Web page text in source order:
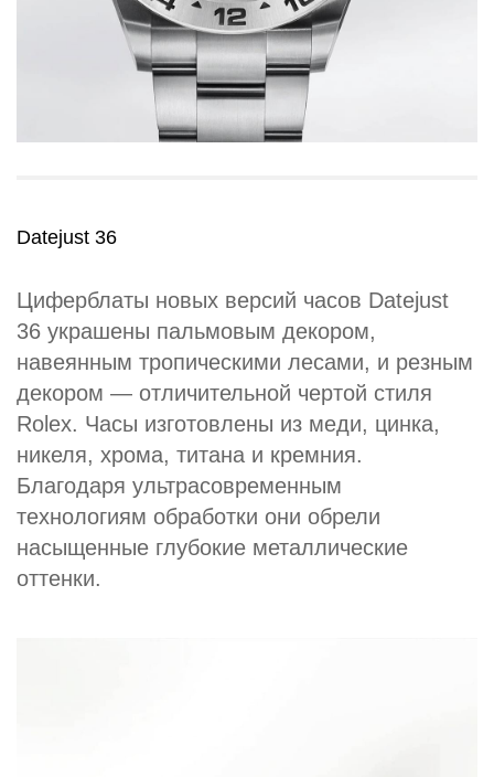
Datejust 36
Циферблаты новых версий часов Datejust
36 украшены пальмовым декором,
навеянным тропическими лесами, и резным
декором — отличительной чертой стиля
Rolex. Часы изготовлены из меди, цинка,
никеля, хрома, титана и кремния.
Благодаря ультрасовременным
технологиям обработки они обрели
насыщенные глубокие металлические
оттенки.